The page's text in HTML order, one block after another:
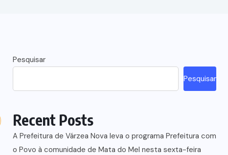
Pesquisar
Pesquisar
Recent Posts
A Prefeitura de Várzea Nova leva o programa Prefeitura com
o Povo à comunidade de Mata do Mel nesta sexta-feira